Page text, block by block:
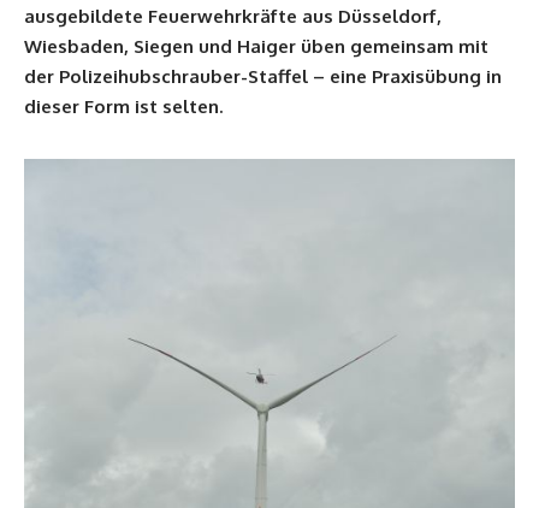
ausgebildete Feuerwehrkräfte aus Düsseldorf,
Wiesbaden, Siegen und Haiger üben gemeinsam mit
der Polizeihubschrauber-Staffel – eine Praxisübung in
dieser Form ist selten.